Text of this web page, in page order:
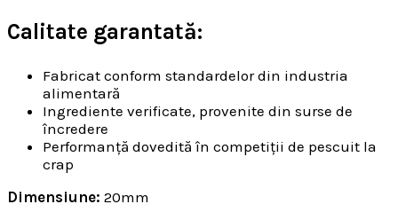
Calitate garantată:
Fabricat conform standardelor din industria
alimentară
Ingrediente verificate, provenite din surse de
încredere
Performanță dovedită în competiții de pescuit la
crap
Dimensiune: 20mm